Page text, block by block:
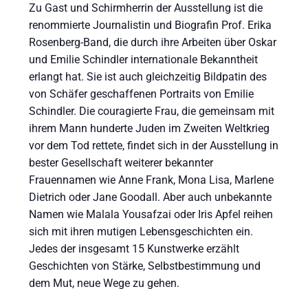
Zu Gast und Schirmherrin der Ausstellung ist die
renommierte Journalistin und Biografin Prof. Erika
Rosenberg-Band, die durch ihre Arbeiten über Oskar
und Emilie Schindler internationale Bekanntheit
erlangt hat. Sie ist auch gleichzeitig Bildpatin des
von Schäfer geschaffenen Portraits von Emilie
Schindler. Die couragierte Frau, die gemeinsam mit
ihrem Mann hunderte Juden im Zweiten Weltkrieg
vor dem Tod rettete, findet sich in der Ausstellung in
bester Gesellschaft weiterer bekannter
Frauennamen wie Anne Frank, Mona Lisa, Marlene
Dietrich oder Jane Goodall. Aber auch unbekannte
Namen wie Malala Yousafzai oder Iris Apfel reihen
sich mit ihren mutigen Lebensgeschichten ein.
Jedes der insgesamt 15 Kunstwerke erzählt
Geschichten von Stärke, Selbstbestimmung und
dem Mut, neue Wege zu gehen.